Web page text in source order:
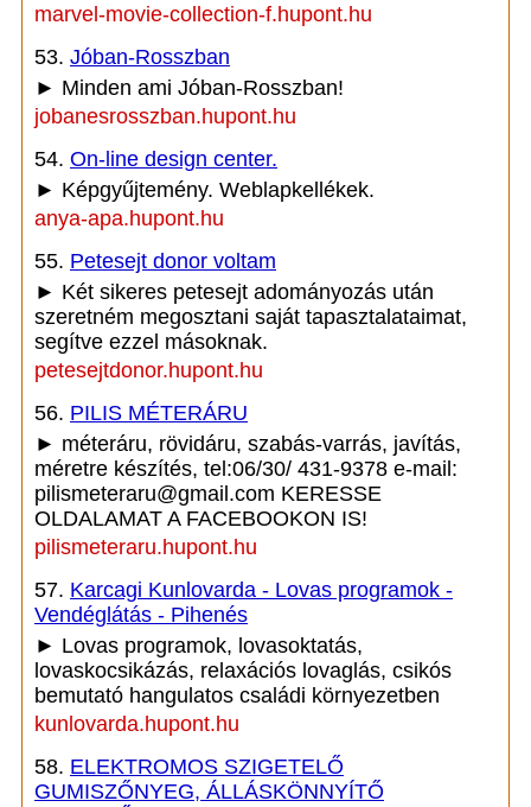
marvel-movie-collection-f.hupont.hu
53. Jóban-Rosszban
► Minden ami Jóban-Rosszban!
jobanesrosszban.hupont.hu
54. On-line design center.
► Képgyűjtemény. Weblapkellékek.
anya-apa.hupont.hu
55. Petesejt donor voltam
► Két sikeres petesejt adományozás után
szeretném megosztani saját tapasztalataimat,
segítve ezzel másoknak.
petesejtdonor.hupont.hu
56. PILIS MÉTERÁRU
► méteráru, rövidáru, szabás-varrás, javítás,
méretre készítés, tel:06/30/ 431-9378 e-mail:
pilismeteraru@gmail.com KERESSE
OLDALAMAT A FACEBOOKON IS!
pilismeteraru.hupont.hu
57. Karcagi Kunlovarda - Lovas programok -
Vendéglátás - Pihenés
► Lovas programok, lovasoktatás,
lovaskocsikázás, relaxációs lovaglás, csikós
bemutató hangulatos családi környezetben
kunlovarda.hupont.hu
58. ELEKTROMOS SZIGETELŐ
GUMISZŐNYEG, ÁLLÁSKÖNNYÍTŐ